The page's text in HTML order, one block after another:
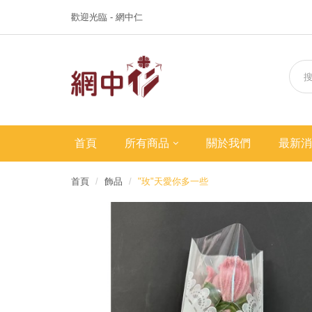
歡迎光臨 - 網中仁
首頁 所有商品 關於我們 最新
首頁 飾品 "玫"天愛你多一些